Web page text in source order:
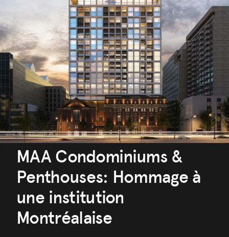
MAA Condominiums &
Penthouses: Hommage à
une institution
Montréalaise